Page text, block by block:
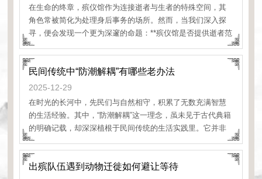
在生命的终章，殡仪馆作为连接逝者与生者的特殊空间，其
角色常被简化为处理身后事务的场所。然而，当我们深入探
寻，便会发现一个更为深邃的命题：**殡仪馆是否提供逝者范
畴论纪念**？这不仅是关于仪式流程的询问，更是对现代殡葬
服务人文内涵与哲学边界的一次审视。它触及我们如何理解
死亡，以及
民间传统中“防潮解耦”有哪些老办法
2025-12-29
在时光的长河中，先民们与自然相守，积累了无数充满智慧
的生活经验。其中，“防潮解耦”这一理念，虽未见于古代典籍
的明确记载，却深深植根于民间传统的生活实践里。它并非
出殡队伍遇到动物迁徙如何避让等待